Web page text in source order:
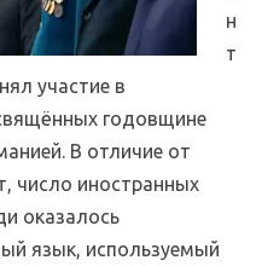
н
т
участие в
годовщине
В отличие от
число иностранных
оказалось
язык, используемый